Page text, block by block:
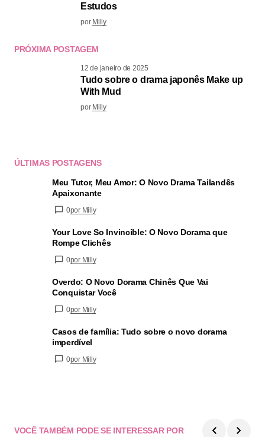
Estudos
por Milly
PRÓXIMA POSTAGEM
12 de janeiro de 2025
Tudo sobre o drama japonês Make up
With Mud
por Milly
ÚLTIMAS POSTAGENS
Meu Tutor, Meu Amor: O Novo Drama Tailandês
Apaixonante
0por Milly
Your Love So Invincible: O Novo Dorama que
Rompe Clichês
0por Milly
Overdo: O Novo Dorama Chinês Que Vai
Conquistar Você
0por Milly
Casos de família: Tudo sobre o novo dorama
imperdível
0por Milly
VOCÊ TAMBÉM PODE SE INTERESSAR POR